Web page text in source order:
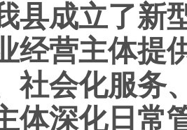
县成立了新
经营主体提
社会化服务
体深化日常